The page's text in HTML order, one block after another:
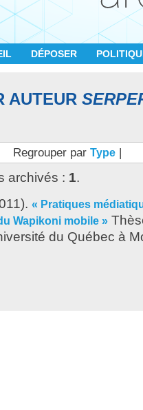
DÉPOSER
AUTEUR
Regrouper par Type |
archivés : 1.
« Pratiques
Wapikoni mobile »
du Québec à